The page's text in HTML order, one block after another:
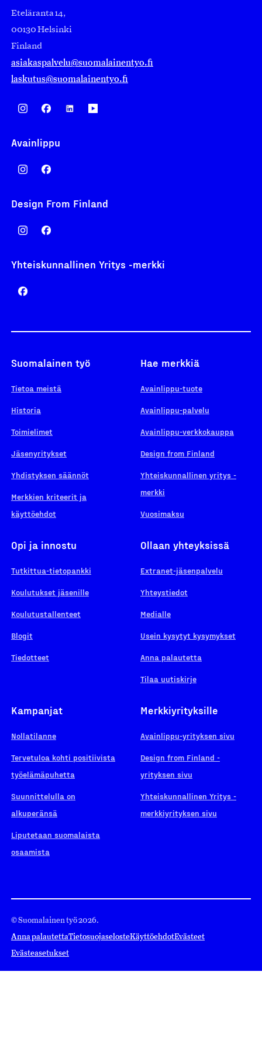
Eteläranta 14,
00130 Helsinki
Finland
asiakaspalvelu@suomalainentyo.fi
laskutus@suomalainentyo.fi
Avainlippu
Design From Finland
Yhteiskunnallinen Yritys -merkki
Suomalainen työ
Tietoa meistä
Historia
Toimielimet
Jäsenyritykset
Yhdistyksen säännöt
Merkkien kriteerit ja
käyttöehdot
Hae merkkiä
Avainlippu-tuote
Avainlippu-palvelu
Avainlippu-verkkokauppa
Design from Finland
Yhteiskunnallinen yritys -
merkki
Vuosimaksu
Opi ja innostu
Tutkittua-tietopankki
Koulutukset jäsenille
Koulutustallenteet
Blogit
Tiedotteet
Ollaan yhteyksissä
Extranet-jäsenpalvelu
Yhteystiedot
Medialle
Usein kysytyt kysymykset
Anna palautetta
Tilaa uutiskirje
Kampanjat
Nollatilanne
Tervetuloa kohti positiivista
työelämäpuhetta
Suunnittelulla on
alkuperänsä
Liputetaan suomalaista
osaamista
Merkkiyrityksille
Avainlippu-yrityksen sivu
Design from Finland -
yrityksen sivu
Yhteiskunnallinen Yritys -
merkkiyrityksen sivu
© Suomalainen työ 2026.
Anna palautettaTietosuojaselosteKäyttöehdotEvästeet
Evästeasetukset